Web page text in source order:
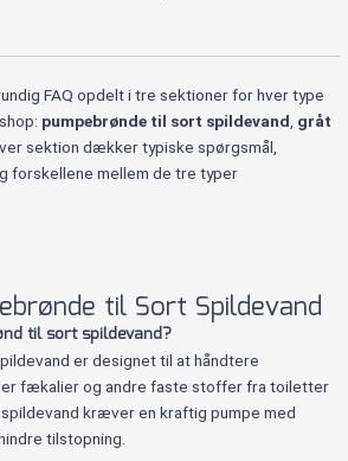
FAQ opdelt i tre sektioner for hver type
pumpebrønde til sort spildevand gråt
sektion dækker typiske spørgsmål,
forskellene mellem de tre typer
til Sort Spildevand
til sort spildevand?
er designet til at håndtere
fækalier og andre faste stoffer fra toiletter
kræver en kraftig pumpe med
tilstopning.